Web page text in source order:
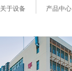
关于设备 产品中心